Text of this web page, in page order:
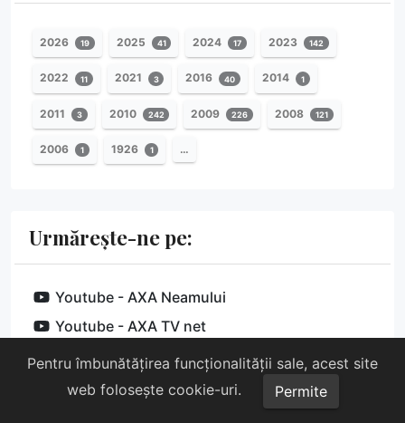
2026 19 2025 41 2024 17 2023 142
2022 11 2021 3 2016 40 2014 1
2011 3 2010 242 2009 226 2008 121
2006 1 1926 1 …
Urmărește-ne pe:
Youtube - AXA Neamului
Youtube - AXA TV net
Facebook
Pentru îmbunătățirea funcționalității sale, acest site
web folosește cookie-uri.
Permite